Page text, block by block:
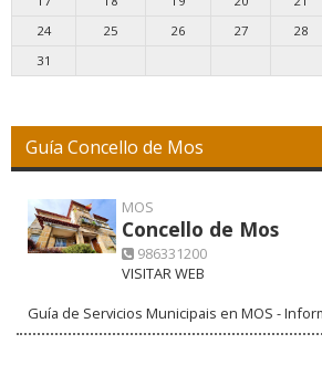
24
25 26 27 28
31
Guía Concello de Mos
MOS
Concello de Mos
986331200
VISITAR WEB
Guía de Servicios Municipais en MOS -